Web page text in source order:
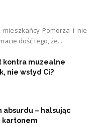
mieszkańcy Pomorza i nie
dość tego, że...
kontra muzealne
nie wstyd Ci?
absurdu – halsując
kartonem